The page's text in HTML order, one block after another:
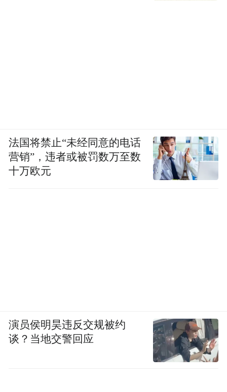
法国将禁止“未经同意的电话
营销”，违者或被罚数万至数
十万欧元
演员侯明昊违反交规被约
谈？当地交警回应